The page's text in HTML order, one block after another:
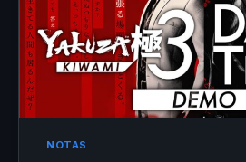
NOTAS